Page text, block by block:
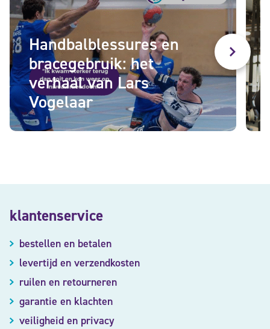
Handbalblessures en
bracegebruik: het
verhaal van Lars
Vogelaar
klantenservice
bestellen en betalen
levertijd en verzendkosten
ruilen en retourneren
garantie en klachten
veiligheid en privacy